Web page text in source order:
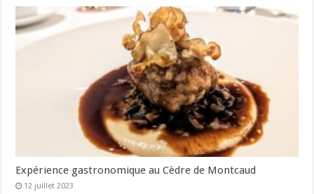
Expérience gastronomique au Cèdre de Montcaud
12 juillet 2023